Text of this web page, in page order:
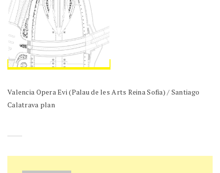
Valencia Opera Evi (Palau de les Arts Reina Sofia) / Santiago
Calatrava plan